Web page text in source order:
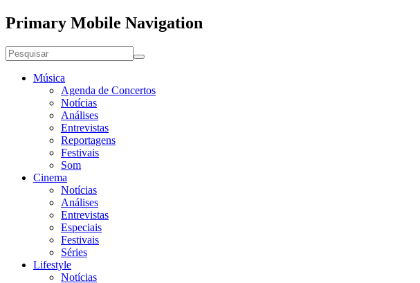
Primary Mobile Navigation
Música
Agenda de Concertos
Notícias
Análises
Entrevistas
Reportagens
Festivais
Som
Cinema
Notícias
Análises
Entrevistas
Especiais
Festivais
Séries
Lifestyle
Notícias